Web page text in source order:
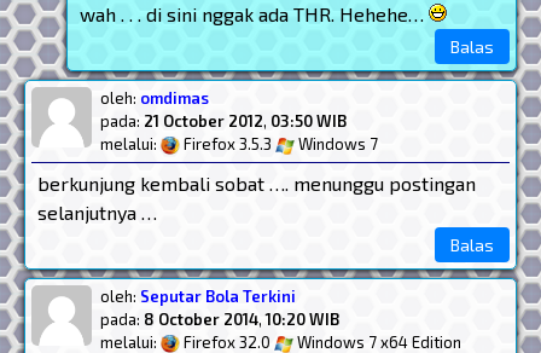
wah . . . di sini nggak ada THR. Hehehe…
Balas
oleh: omdimas
pada: 21 October 2012, 03:50 WIB
melalui:
Firefox 3.5.3 Windows 7
berkunjung kembali sobat …. menunggu postingan
selanjutnya …
Balas
oleh: Seputar Bola Terkini
pada: 8 October 2014,10:20 WIB
melalui:
Firefox 32.0 Windows 7 x64 Edition